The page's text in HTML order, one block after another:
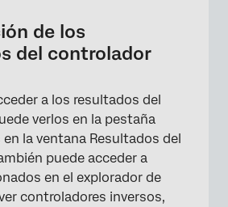
de los
del controlador
a los resultados del
verlos en la pestaña
la ventana Resultados del
puede acceder a
en el explorador de
controladores inversos,